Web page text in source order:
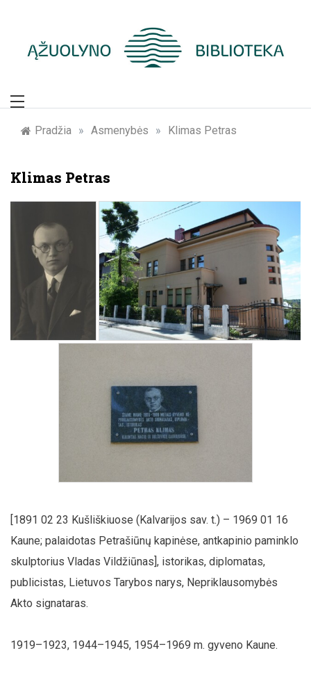
Žymūs Kauno
žmonės: atminimo
įamžinimas
Pradžia » Asmenybės » Klimas Petras
Klimas Petras
[1891 02 23 Kušliškiuose (Kalvarijos sav. t.) – 1969 01 16
Kaune; palaidotas Petrašiūnų kapinėse, antkapinio paminklo
skulptorius Vladas Vildžiūnas], istorikas, diplomatas,
publicistas, Lietuvos Tarybos narys, Nepriklausomybės
Akto signataras.
1919–1923, 1944–1945, 1954–1969 m. gyveno Kaune.